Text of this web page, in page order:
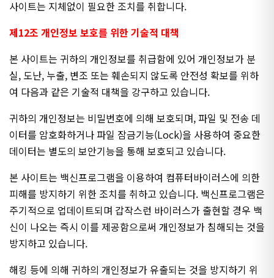
사이트는 지체없이 필요한 조치를 취합니다.
제12조 개인정보 보호를 위한 기술적 대책
본 사이트는 귀하의 개인정보를 취급함에 있어 개인정보가 분
실, 도난, 누출, 변조 또는 훼손되지 않도록 안전성 확보를 위하
여 다음과 같은 기술적 대책을 강구하고 있습니다.
귀하의 개인정보는 비밀번호에 의해 보호되며, 파일 및 전송 데
이터를 암호화하거나 파일 잠금기능(Lock)을 사용하여 중요한
데이터는 별도의 보안기능을 통해 보호되고 있습니다.
본 사이트는 백신프로그램을 이용하여 컴퓨터바이러스에 의한
피해를 방지하기 위한 조치를 취하고 있습니다. 백신프로그램은
주기적으로 업데이트되며 갑작스런 바이러스가 출현할 경우 백
신이 나오는 즉시 이를 제공함으로써 개인정보가 침해되는 것을
방지하고 있습니다.
해킹 등에 의해 귀하의 개인정보가 유출되는 것을 방지하기 위